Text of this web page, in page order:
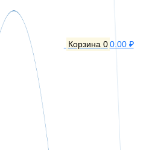
Корзина 0 0.00 ₽